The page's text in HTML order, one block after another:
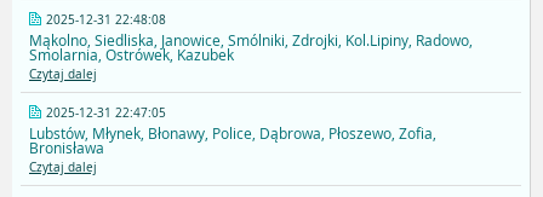
2025-12-31 22:48:08
Mąkolno, Siedliska, Janowice, Smólniki, Zdrojki, Kol.Lipiny, Radowo,
Smolarnia, Ostrówek, Kazubek
Czytaj dalej
2025-12-31 22:47:05
Lubstów, Młynek, Błonawy, Police, Dąbrowa, Płoszewo, Zofia,
Bronisława
Czytaj dalej